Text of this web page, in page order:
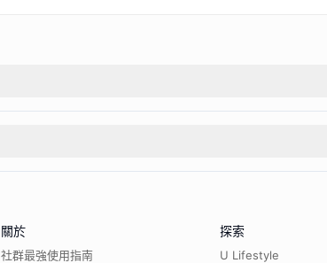
關於
社群最強使用指南
探索
U Lifestyle